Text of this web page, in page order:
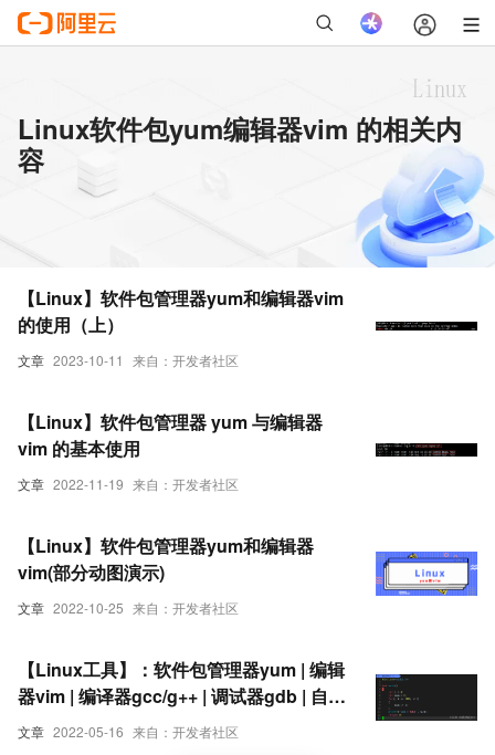
Linux软件包yum编辑器vim 的相关内
容
文章 2023-10-11 来自：开发者社区
【Linux】软件包管理器yum和编辑器vim
的使用（上）
文章 2022-11-19 来自：开发者社区
【Linux】软件包管理器 yum 与编辑器
vim 的基本使用
文章 2022-10-25 来自：开发者社区
【Linux】软件包管理器yum和编辑器
vim(部分动图演示)
文章 2022-05-16 来自：开发者社区
【Linux工具】：软件包管理器yum | 编辑
器vim | 编译器gcc/g++ | 调试器gdb | 自动
化构建工具make/Makefile | Linux小程